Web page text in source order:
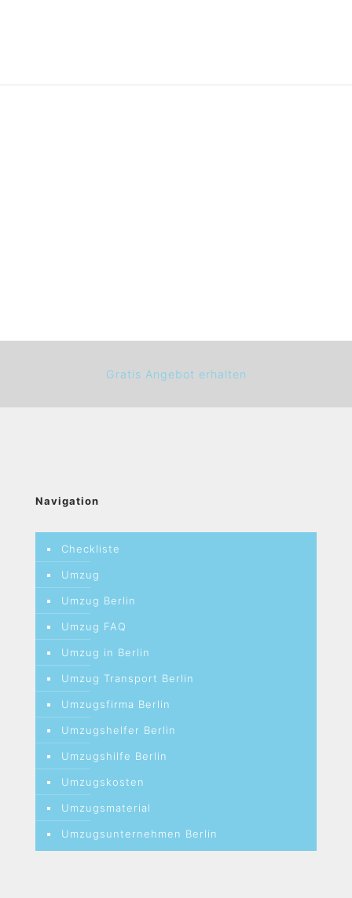
Gratis Angebot erhalten
Navigation
Checkliste
Umzug
Umzug Berlin
Umzug FAQ
Umzug in Berlin
Umzug Transport Berlin
Umzugsfirma Berlin
Umzugshelfer Berlin
Umzugshilfe Berlin
Umzugskosten
Umzugsmaterial
Umzugsunternehmen Berlin